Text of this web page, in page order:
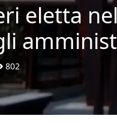
eletta
802